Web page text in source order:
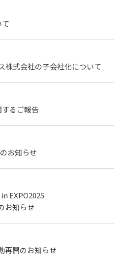
株式会社の子会社化について
るご報告
お知らせ
EXPO2025
お知らせ
再開のお知らせ